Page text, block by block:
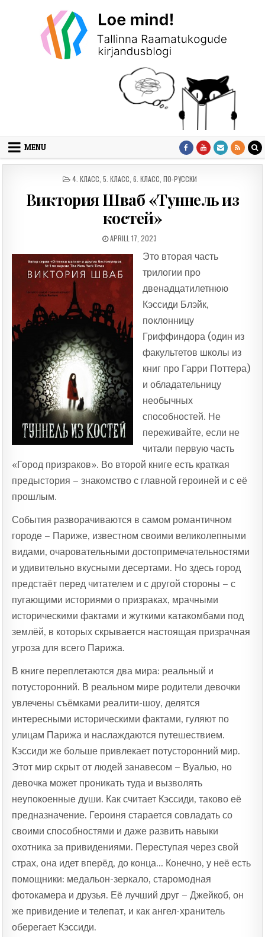
MENU
POSTED IN
4. КЛАСС 5. КЛАСС 6. КЛАСС ПО-РУССКИ
Виктория Шваб «Туннель из
костей»
PUBLISHED DATE:
APRILL 17, 2023
Это вторая часть
трилогии про
двенадцатилетнюю
Кэссиди Блэйк,
поклонницу
Гриффиндора (один из
факультетов школы из
книг про Гарри Поттера)
и обладательницу
необычных
способностей. Не
переживайте, если не
читали первую часть
«Город призраков». Во второй книге есть краткая
предыстория – знакомство с главной героиней и с её
прошлым.
События разворачиваются в самом романтичном
городе – Париже, известном своими великолепными
видами, очаровательными достопримечательностями
и удивительно вкусными десертами. Но здесь город
предстаёт перед читателем и с другой стороны – с
пугающими историями о призраках, мрачными
историческими фактами и жуткими катакомбами под
землёй, в которых скрывается настоящая призрачная
угроза для всего Парижа.
В книге переплетаются два мира: реальный и
потусторонний. В реальном мире родители девочки
увлечены съёмками реалити-шоу, делятся
интересными историческими фактами, гуляют по
улицам Парижа и наслаждаются путешествием.
Кэссиди же больше привлекает потусторонний мир.
Этот мир скрыт от людей занавесом – Вуалью, но
девочка может проникать туда и вызволять
неупокоенные души. Как считает Кэссиди, таково её
предназначение. Героиня старается совладать со
своими способностями и даже развить навыки
охотника за привидениями. Переступая через свой
страх, она идет вперёд, до конца… Конечно, у неё есть
помощники: медальон-зеркало, старомодная
фотокамера и друзья. Её лучший друг – Джейкоб, он
же привидение и телепат, и как ангел-хранитель
оберегает Кэссиди.